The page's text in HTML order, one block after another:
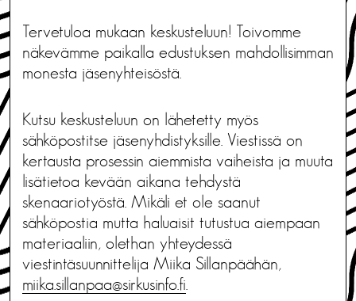
Tervetuloa mukaan keskusteluun! Toivomme
näkevämme paikalla edustuksen mahdollisimman
monesta jäsenyhteisöstä.
Kutsu keskusteluun on lähetetty myös
sähköpostitse jäsenyhdistyksille. Viestissä on
kertausta prosessin aiemmista vaiheista ja muuta
lisätietoa kevään aikana tehdystä
skenaariotyöstä. Mikäli et ole saanut
sähköpostia mutta haluaisit tutustua aiempaan
materiaaliin, olethan yhteydessä
viestintäsuunnittelija Miika Sillanpäähän,
miika.sillanpaa@sirkusinfo.fi